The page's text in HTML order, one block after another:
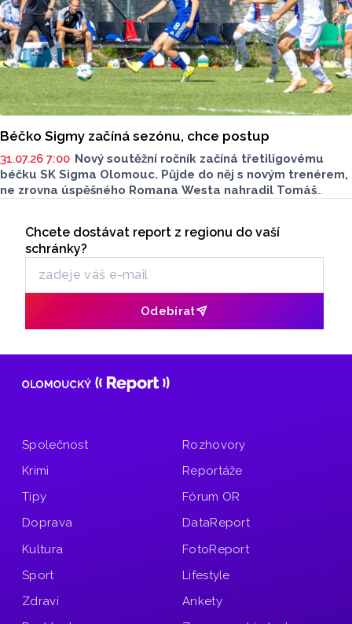
Béčko Sigmy začíná sezónu, chce postup
31.07.26 7:00 Nový soutěžní ročník začíná třetiligovému
béčku SK Sigma Olomouc. Půjde do něj s novým trenérem,
ne zrovna úspěšného Romana Westa nahradil Tomáš
nyní v béčku Sigma snad nikdy neměla.
Odběr newsletteru
Chcete dostávat report z regionu do vaší
schránky?
Odebírat
Společnost
Krimi
Tipy
Doprava
Kultura
Sport
Zdraví
Rozhovory
Reportáže
Fórum OR
DataReport
FotoReport
Lifestyle
Ankety